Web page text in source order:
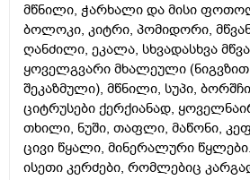
მწნილი, ჭარხალი და მისი
ბოლოკი, კიტრი, პომიდორი,
ღანძილი, ეკალა, სხვადასხვა
ყოველგვარი მხალეული
შეკაზმული), მწნილი, სუპი,
ციტრუსები ქერქიანად,
თხილი, ნუში, თაფლი, მაწონი,
ცივი წყალი, მინერალური
ისეთი კერძები, რომლებიც